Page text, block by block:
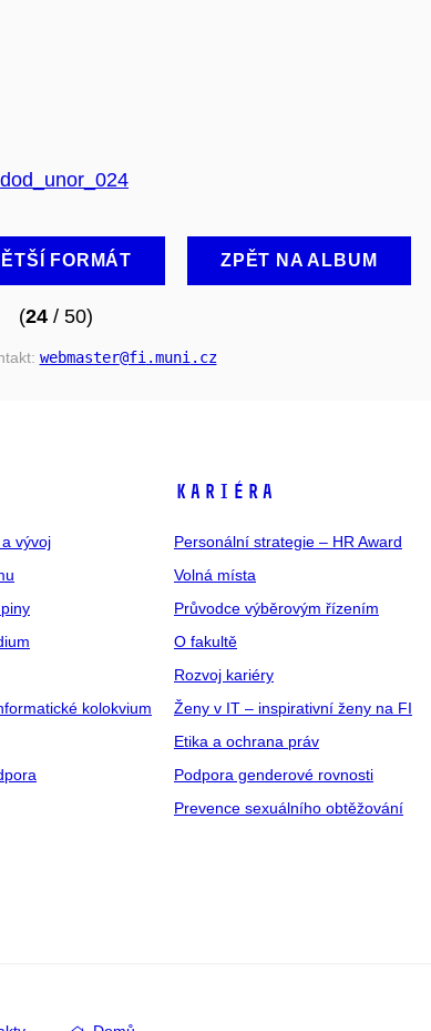
FORMÁT ZPĚT NA ALBUM
(24/ 50)
webmaster@fi .muni .cz
vývoj
kolokvium
KARIÉRA
Personální strategie – HR Award
Volná místa
Průvodce výběrovým řízením
O fakultě
Rozvoj kariéry
Ženy v IT – inspirativní ženy na FI
Etika a ochrana práv
Podpora genderové rovnosti
Prevence sexuálního obtěžování